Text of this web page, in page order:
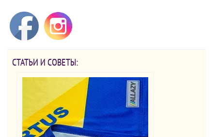
СТАТЬИ И СОВЕТЫ: